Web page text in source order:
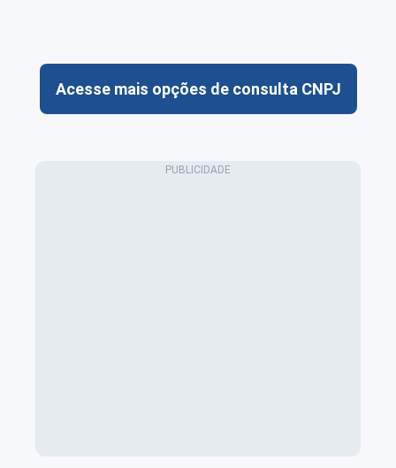
Acesse mais opções de consulta CNPJ